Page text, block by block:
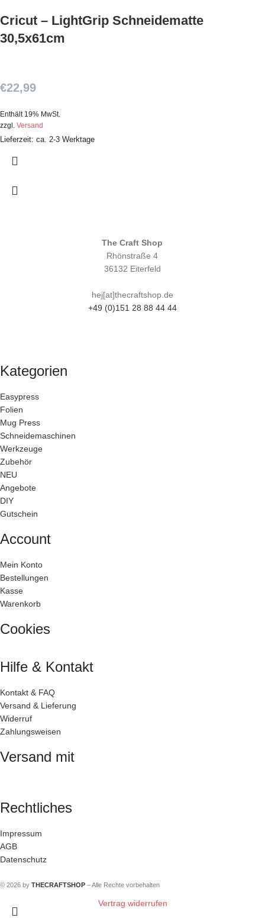
Cricut – LightGrip Schneidematte
30,5x61cm
€22,99
Enthält 19% MwSt.
zzgl. Versand
Lieferzeit: ca. 2-3 Werktage
The Craft Shop
Rhönstraße 4
36132 Eiterfeld
hej[at]thecraftshop.de
+49 (0)151 28 88 44 44
Kategorien
Easypress
Folien
Mug Press
Schneidemaschinen
Werkzeuge
Zubehör
NEU
Angebote
DIY
Gutschein
Account
Mein Konto
Bestellungen
Kasse
Warenkorb
Cookies
Hilfe & Kontakt
Kontakt & FAQ
Versand & Lieferung
Widerruf
Zahlungsweisen
Versand mit
Rechtliches
Impressum
AGB
Datenschutz
© 2026 by THECRAFTSHOP – Alle Rechte vorbehalten
Vertrag widerrufen